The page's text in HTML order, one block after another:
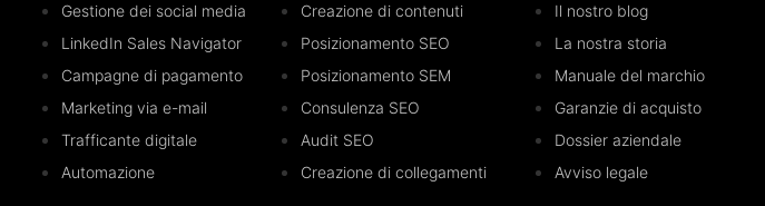
Gestione dei social media
LinkedIn Sales Navigator
Campagne di pagamento
Marketing via e-mail
Trafficante digitale
Automazione
Creazione di contenuti
Posizionamento SEO
Posizionamento SEM
Consulenza SEO
Audit SEO
Creazione di collegamenti
Il nostro blog
La nostra storia
Manuale del marchio
Garanzie di acquisto
Dossier aziendale
Avviso legale